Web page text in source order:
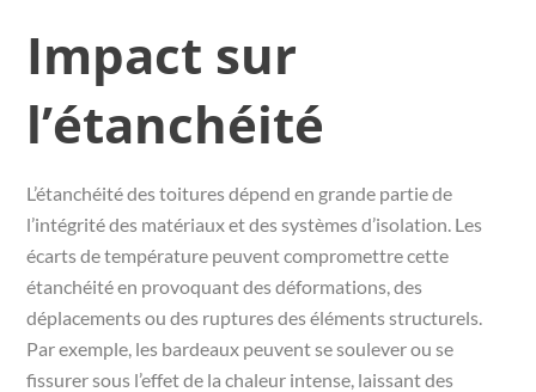
Impact sur
l’étanchéité
L’étanchéité des toitures dépend en grande partie de
l’intégrité des matériaux et des systèmes d’isolation. Les
écarts de température peuvent compromettre cette
étanchéité en provoquant des déformations, des
déplacements ou des ruptures des éléments structurels.
Par exemple, les bardeaux peuvent se soulever ou se
fissurer sous l’effet de la chaleur intense, laissant des